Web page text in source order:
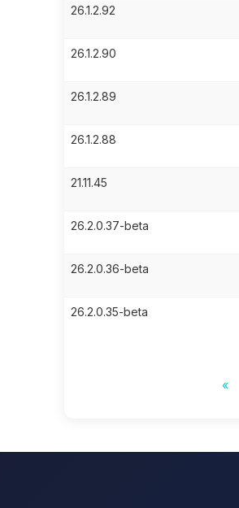
26.1.2.92
26.1.2.90
26.1.2.89
26.1.2.88
21.11.45
26.2.0.37-beta
26.2.0.36-beta
26.2.0.35-beta
«